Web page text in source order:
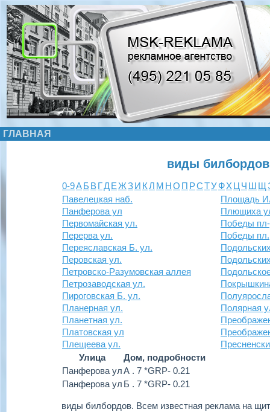
ГЛАВНАЯ
виды
0-9АБ ВГДЕЖЗИ КЛ М НО П РСТУФХ Ц Ч Ш Щ
Павелецкая наб.
Панферова ул
Первомайская ул.
Перерва ул.
Переяславская Б. ул.
Перовская ул.
Петровско-Разумовская аллея
Петрозаводская ул.
Пироговская Б. ул.
Планерная ул.
Планетная ул.
Платовская ул
Плещеева ул.
Площадь
Плющиха
Победы
Победы пл.
Полярная
Улица
Дом, подробности
Панферова улА . 7 *GRP- 0.21
Панферова ул Б . 7 *GRP- 0.21
виды билбордов. Всем известная реклама на